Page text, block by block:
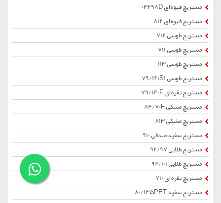
مستربچ قهوه ای 03298D
مستربچ قهوه ای 812
مستربچ طوسی 712
مستربچ طوسی 711
مستربچ طوسی 113
مستربچ طوسی 79/161S1
مستربچ نقره ای 79/140F
مستربچ مشکی 84/70F
مستربچ مشکی 813
مستربچ سفید صدفی 910
مستربچ طلایی 92/97
مستربچ طلایی 92/101
مستربچ نقره ای 710
مستربچ سفید 80/135PET